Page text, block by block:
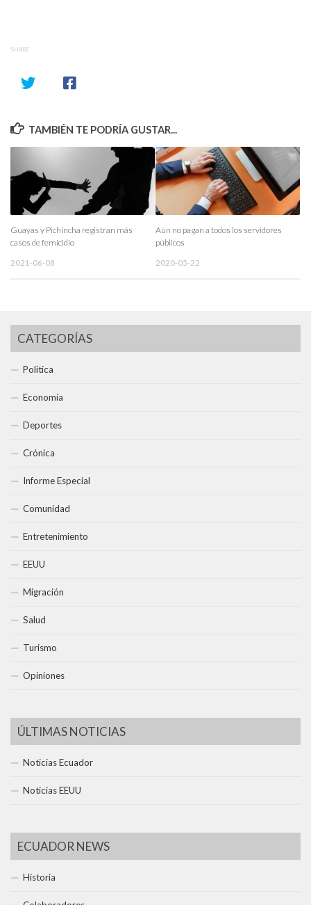
SHARE
TAMBIÉN TE PODRÍA GUSTAR...
Guayas y Pichincha registran más
casos de femicidio
2021-06-08
Aún no pagan a todos los servidores
públicos
2020-05-22
CATEGORÍAS
Política
Economía
Deportes
Crónica
Informe Especial
Comunidad
Entretenimiento
EEUU
Migración
Salud
Turismo
Opiniones
ÚLTIMAS NOTICIAS
Noticias Ecuador
Noticias EEUU
ECUADOR NEWS
Historia